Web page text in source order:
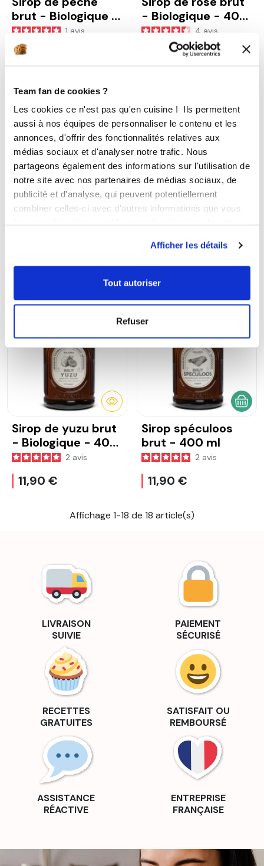
Team fan de cookies ?
Les cookies ce n'est pas qu'en cuisine ! Ils permettent
aussi à nos équipes de personnaliser le contenu et les
annonces, d'offrir des fonctionnalités relatives aux
médias sociaux et d'analyser notre trafic. Nous
partageons également des informations sur l'utilisation de
notre site avec nos partenaires de médias sociaux, de
publicité et d'analyse, qui peuvent potentiellement
combiner celles-ci avec d'autres informations que vous
Afficher les détails
Tout autoriser
Refuser
brut - Biologique -
400 ml
1 avis
11,90 €
- Biologique - 400
ml
4 avis
11,90 €
Sirop de vanille
11,90 €
AJOUTER AU PANIER
Sirop de verveine
400 ml
11,90 €
Produit indisponible
Sirop de yuzu brut
- Biologique - 400
ml
2 avis
11,90 €
DÉTAILS
Sirop spéculoos
brut - 400 ml
2 avis
11,90 €
Affichage 1-18 de 18 article(s)
LIVRAISON
SUIVIE
PAIEMENT
SÉCURISÉ
RECETTES
GRATUITES
SATISFAIT OU
REMBOURSÉ
ASSISTANCE
RÉACTIVE
ENTREPRISE
FRANÇAISE